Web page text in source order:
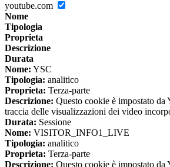
youtube.com
Nome
Tipologia
Proprieta
Descrizione
Durata
Nome: YSC
Tipologia: analitico
Proprieta: Terza-parte
Descrizione: Questo cookie è impostato da
traccia delle visualizzazioni dei video
Durata: Sessione
Nome: VISITOR_INFO1_LIVE
Tipologia: analitico
Proprieta: Terza-parte
Descrizione: Questo cookie è impostato da